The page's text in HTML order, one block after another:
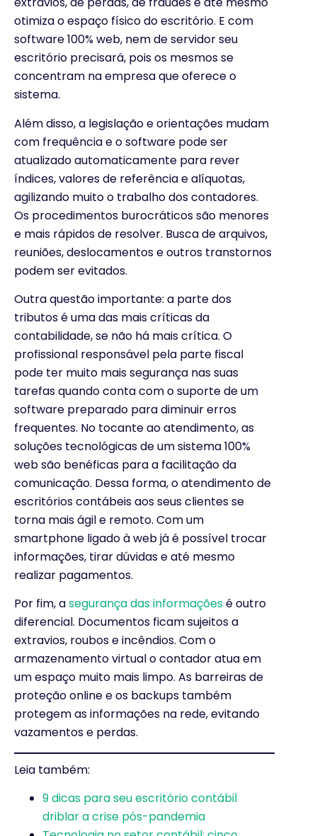
otimiza o espaço físico do escritório. E com
software 100% web, nem de servidor seu
escritório precisará, pois os mesmos se
concentram na empresa que oferece o
sistema.
Além disso, a legislação e orientações mudam
com frequência e o software pode ser
atualizado automaticamente para rever
índices, valores de referência e alíquotas,
agilizando muito o trabalho dos contadores.
Os procedimentos burocráticos são menores
e mais rápidos de resolver. Busca de arquivos,
reuniões, deslocamentos e outros transtornos
podem ser evitados.
Outra questão importante: a parte dos
tributos é uma das mais críticas da
contabilidade, se não há mais crítica. O
profissional responsável pela parte fiscal
pode ter muito mais segurança nas suas
tarefas quando conta com o suporte de um
software preparado para diminuir erros
frequentes. No tocante ao atendimento, as
soluções tecnológicas de um sistema 100%
web são benéficas para a facilitação da
comunicação. Dessa forma, o atendimento de
escritórios contábeis aos seus clientes se
torna mais ágil e remoto. Com um
smartphone ligado à web já é possível trocar
informações, tirar dúvidas e até mesmo
realizar pagamentos.
Por fim, asegurança das informaçõesé outro
diferencial. Documentos ficam sujeitos a
extravios, roubos e incêndios. Com o
armazenamento virtual o contador atua em
um espaço muito mais limpo. As barreiras de
proteção online e os backups também
protegem as informações na rede, evitando
vazamentos e perdas.
Leia também:
9 dicas para seu escritório contábil
driblar a crise pós-pandemia